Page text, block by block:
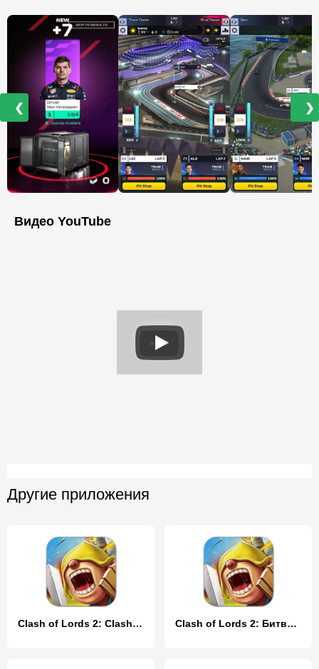
❮ ❯
Видео YouTube
Другие приложения
Clash of Lords 2: Clash Divin Clash of Lords 2: Битва Легенд